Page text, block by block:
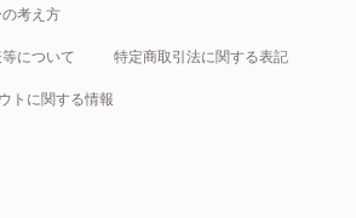
考え方
について 特定商取引法に関する表記
トに関する情報